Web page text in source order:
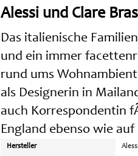
Alessi und Clare
Das italienische
und ein immer
rund ums
als Designerin in
auch Korrespondentin
England ebenso wie
Hersteller